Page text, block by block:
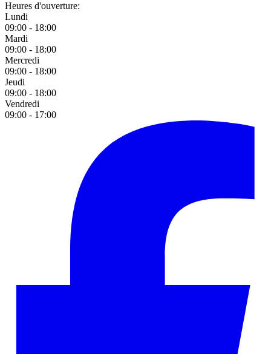
Heures d'ouverture:
Lundi
09:00 - 18:00
Mardi
09:00 - 18:00
Mercredi
09:00 - 18:00
Jeudi
09:00 - 18:00
Vendredi
09:00 - 17:00